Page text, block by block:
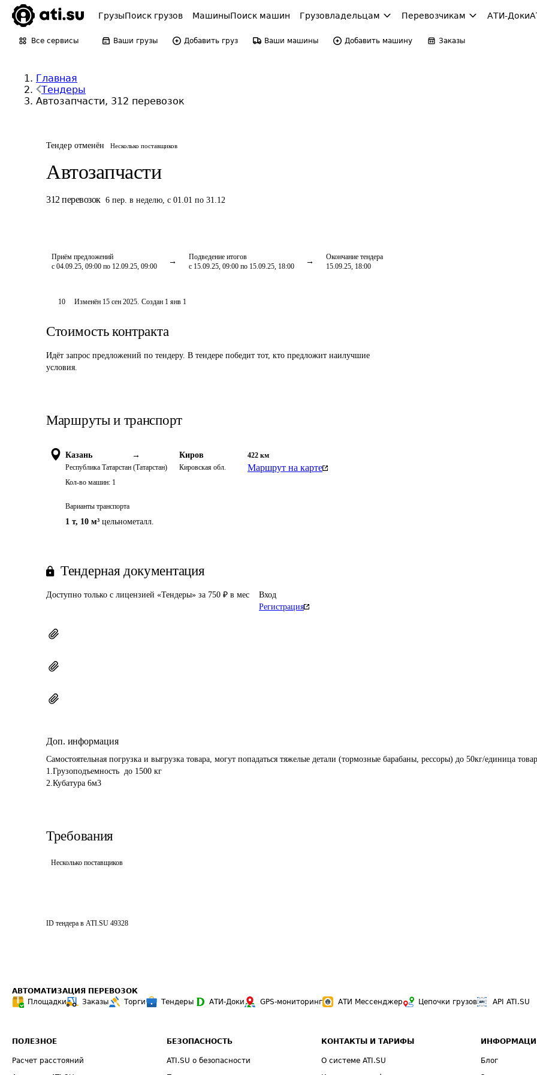
ГрузыПоиск грузов МашиныПоиск машин Грузовладельцам Перевозчикам АТИ-Доки
Все сервисы Ваши грузы Добавить груз Ваши машины Добавить машину Заказы
Главная
Тендеры
Автозапчасти, 312 перевозок
Тендер отменён Несколько поставщиков
Автозапчасти
312 перевозок 6 пер. в неделю, с 01.01 по 31.12
Приём предложений
с 04.09.25, 09:00 по 12.09.25, 09:00
Подведение итогов
с 15.09.25, 09:00 по 15.09.25, 18:00
Окончание тендера
15.09.25, 18:00
10 Изменён 15 сен 2025. Создан 1 янв 1
Стоимость контракта
Идёт запрос предложений по тендеру. В тендере победит тот, кто предложит наилучшие
условия.
Маршруты и транспорт
Казань →
Республика Татарстан (Татарстан)
Киров
Кировская обл.
422 км
Маршрут на карте
Кол-во машин: 1
Варианты транспорта
1 т, 10 м³ цельнометалл.
Тендерная документация
Доступно только с лицензией «Тендеры» за 750 ₽ в мес
Вход
Регистрация
Доп. информация
Самостоятельная погрузка и выгрузка товара, могут попадаться тяжелые детали (тормозные барабаны, рессоры) до 50кг/единица
1.Грузоподъемность  до 1500 кг
Требования
Несколько поставщиков
ID тендера в ATI.SU 49328
АВТОМАТИЗАЦИЯ ПЕРЕВОЗОК
Площадки
Заказы Торги Тендеры АТИ-Доки GPS-мониторинг АТИ Мессенджер Цепочки грузов API ATI.SU
ПОЛЕЗНОЕ
Расчет расстояний
БЕЗОПАСНОСТЬ
ATI.SU о безопасности
КОНТАКТЫ И ТАРИФЫ
О системе ATI.SU
Блог